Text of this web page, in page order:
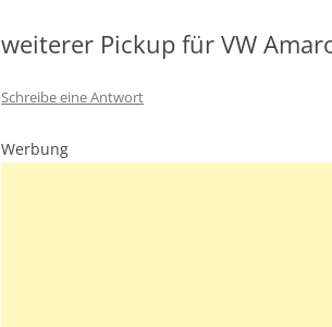
weiterer Pickup für VW
Schreibe eine Antwort
Werbung